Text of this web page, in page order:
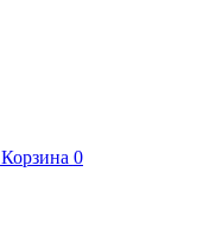
Корзина 0